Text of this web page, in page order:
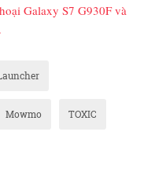
Galaxy S7 G930F và
Mowmo TOXIC